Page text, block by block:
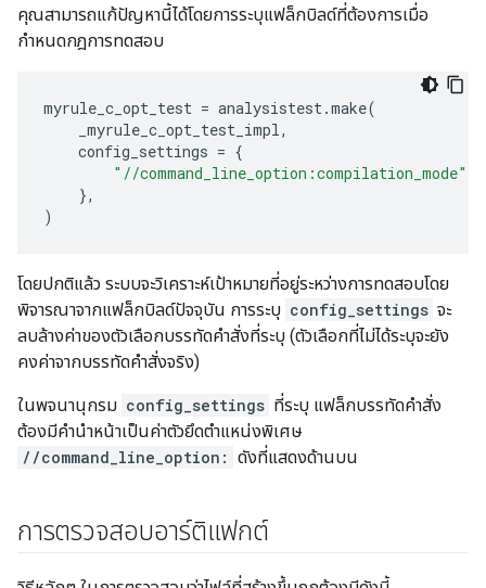
คุณสามารถแก้ปัญหานี้ได้โดยการระบุแฟล็กบิลด์ที่ต้องการเมื่อ
กำหนดกฎการทดสอบ
myrule_c_opt_test = analysistest.make(
_myrule_c_opt_test_impl,
config_settings = {
"//command_line_option:compilation_mode"
},
)
โดยปกติแล้ว ระบบจะวิเคราะห์เป้าหมายที่อยู่ระหว่างการทดสอบโดย
พิจารณาจากแฟล็กบิลด์ปัจจุบัน การระบุ config_settings จะ
ลบล้างค่าของตัวเลือกบรรทัดคำสั่งที่ระบุ (ตัวเลือกที่ไม่ได้ระบุจะยัง
คงค่าจากบรรทัดคำสั่งจริง)
ในพจนานุกรม config_settings ที่ระบุ แฟล็กบรรทัดคำสั่ง
ต้องมีคำนำหน้าเป็นค่าตัวยึดตำแหน่งพิเศษ
//command_line_option: ดังที่แสดงด้านบน
การตรวจสอบอาร์ติแฟกต์